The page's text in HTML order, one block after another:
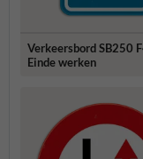
Verkeersbord SB250
Einde werken